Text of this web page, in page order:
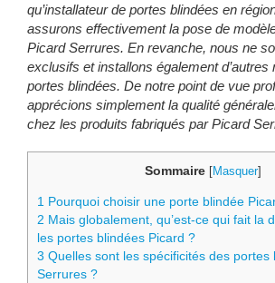
qu’installateur de portes blindées en
assurons effectivement la pose de
Picard Serrures. En revanche, nous ne
exclusifs et installons également d’autres
portes blindées. De notre point de vue
apprécions simplement la qualité
chez les produits fabriqués par Picard
Sommaire [Masquer]
1 Pourquoi choisir une porte blindée
2 Mais globalement, qu’est-ce qui fait la
les portes blindées Picard ?
3 Quelles sont les spécificités des portes
Serrures ?